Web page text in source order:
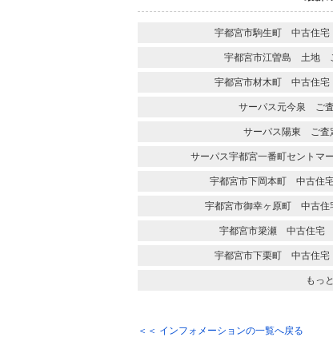
宇都宮市駒生町 中古住
宇都宮市江曽島 土地
宇都宮市材木町 中古住
サーパス元今泉 ご
サーパス陽東 ご査
サーパス宇都宮一番町セントマ
宇都宮市下岡本町 中古住
宇都宮市御幸ヶ原町 中古
宇都宮市簗瀬 中古住宅
宇都宮市下栗町 中古住
もっ
＜＜ インフォメーションの一覧へ戻る